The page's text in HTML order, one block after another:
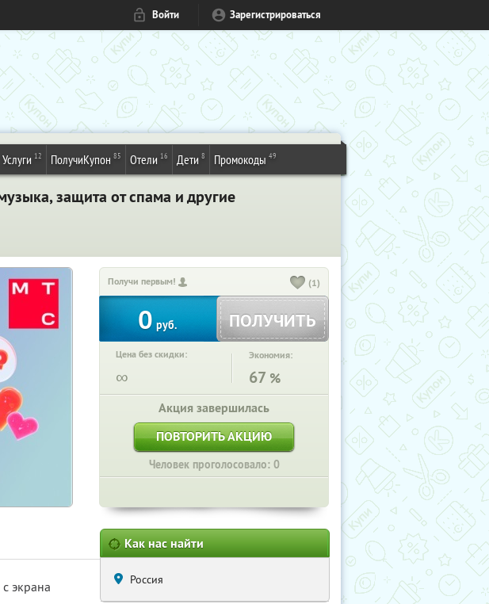
Войти Зарегистрироваться
Услуги 12 ПолучиКупон 85 Отели 16 Дети 8 Промокоды 49
защита от спама и другие
Получи первым! (1)
0 руб. ПОЛУЧИТЬ
Цена без скидки:
∞
Экономия:
67 %
Акция завершилась
ПОВТОРИТЬ АКЦИЮ
Человек проголосовало: 0
экрана
Как нас найти
Россия